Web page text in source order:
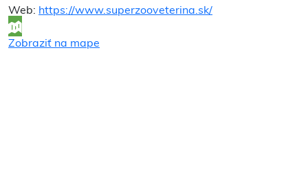
Web: https://www.superzooveterina.sk/
Zobraziť na mape